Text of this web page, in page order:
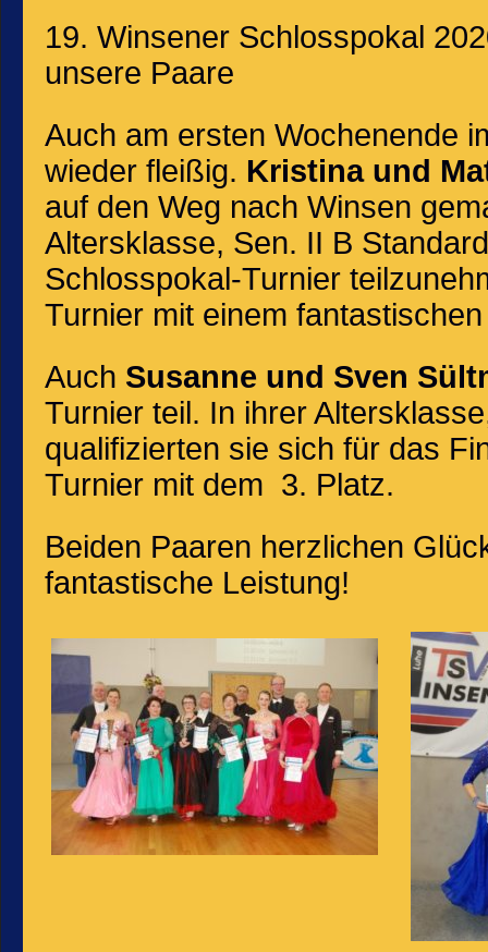
19. Winsener Schlosspokal
unsere Paare
Auch am ersten Wochenende
wieder fleißig. Kristina und
auf den Weg nach Winsen
Altersklasse, Sen. II B
Schlosspokal-Turnier
Turnier mit einem
Auch Susanne und Sven
Turnier teil. In ihrer
qualifizierten sie sich für das
Turnier mit dem 3. Platz.
Beiden Paaren herzlichen
fantastische Leistung!